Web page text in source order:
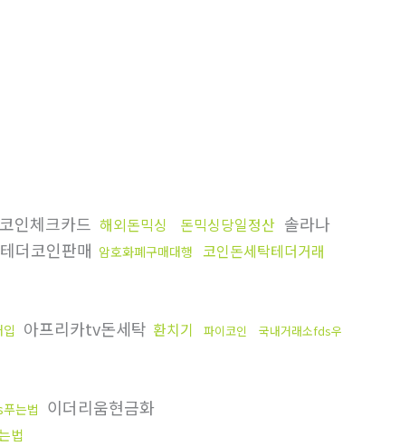
인체크카드 해외돈믹싱 돈믹싱당일정산 솔라나
테더코인판매 암호화폐구매대행 코인돈세탁테더거래
아프리카tv돈세탁 환치기 파이코인
국내거래소fds우
는법 이더리움현금화
법